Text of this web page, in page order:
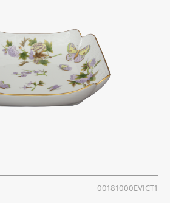
00181000EVICT1